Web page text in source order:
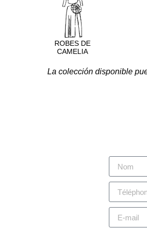
ROBES DE
CAMELIA
La colección disponible